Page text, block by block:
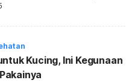
Kucing, Ini Kegunaan